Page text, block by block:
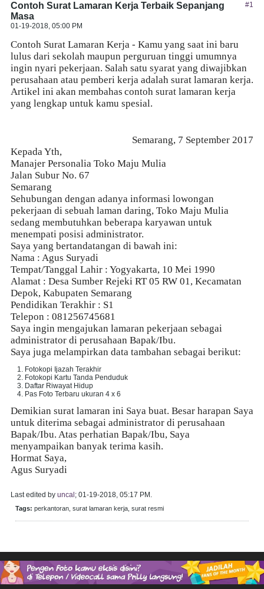
#1
Contoh Surat Lamaran Kerja Terbaik Sepanjang
Masa
01-19-2018, 05:00 PM
Contoh Surat Lamaran Kerja - Kamu yang saat ini baru
lulus dari sekolah maupun perguruan tinggi umumnya
ingin nyari pekerjaan. Salah satu syarat yang diwajibkan
perusahaan atau pemberi kerja adalah surat lamaran kerja.
Artikel ini akan membahas contoh surat lamaran kerja
yang lengkap untuk kamu spesial.
Semarang, 7 September 2017
Kepada Yth,
Manajer Personalia Toko Maju Mulia
Jalan Subur No. 67
Semarang
Sehubungan dengan adanya informasi lowongan
pekerjaan di sebuah laman daring, Toko Maju Mulia
sedang membutuhkan beberapa karyawan untuk
menempati posisi administrator.
Saya yang bertandatangan di bawah ini:
Nama : Agus Suryadi
Tempat/Tanggal Lahir : Yogyakarta, 10 Mei 1990
Alamat : Desa Sumber Rejeki RT 05 RW 01, Kecamatan
Depok, Kabupaten Semarang
Pendidikan Terakhir : S1
Telepon : 081256745681
Saya ingin mengajukan lamaran pekerjaan sebagai
administrator di perusahaan Bapak/Ibu.
Saya juga melampirkan data tambahan sebagai berikut:
Fotokopi Ijazah Terakhir
Fotokopi Kartu Tanda Penduduk
Daftar Riwayat Hidup
Pas Foto Terbaru ukuran 4 x 6
Demikian surat lamaran ini Saya buat. Besar harapan Saya
untuk diterima sebagai administrator di perusahaan
Bapak/Ibu. Atas perhatian Bapak/Ibu, Saya
menyampaikan banyak terima kasih.
Hormat Saya,
Agus Suryadi
Last edited by uncal ; 01-19-2018, 05:17 PM .
Tags: perkantoran, surat lamaran kerja, surat resmi